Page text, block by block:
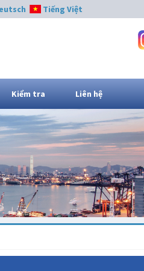
Tiếng Việt
Kiểm tra Liên hệ